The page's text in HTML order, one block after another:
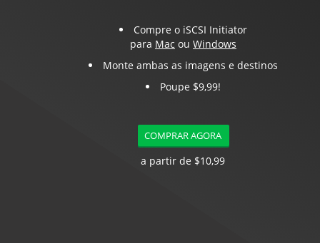
Compre o iSCSI Initiator
para Mac ou Windows
Monte ambas as imagens e destinos
Poupe $9,99!
COMPRAR AGORA
a partir de $10,99